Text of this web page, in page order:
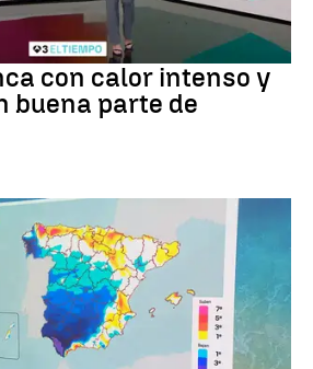
con calor intenso y
buena parte de